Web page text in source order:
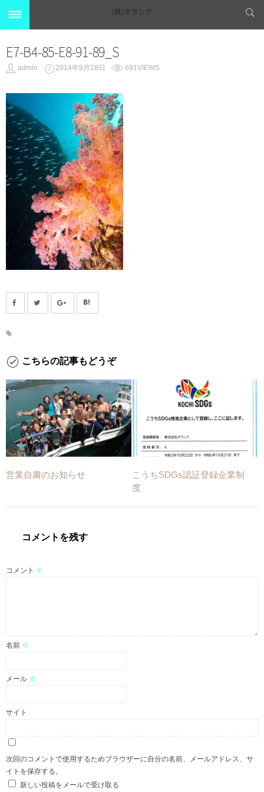
(株)オランク
E7-B4-85-E8-91-89_S
admin 2014年9月28日 691VIEWS
こちらの記事もどうぞ
営業自粛のお知らせ
こうちSDGs認証登録企業制
度
コメントを残す
コメント ※
名前 ※
メール ※
サイト
次回のコメントで使用するためブラウザーに自分の名前、メールアドレス、サ
イトを保存する。
新しい投稿をメールで受け取る